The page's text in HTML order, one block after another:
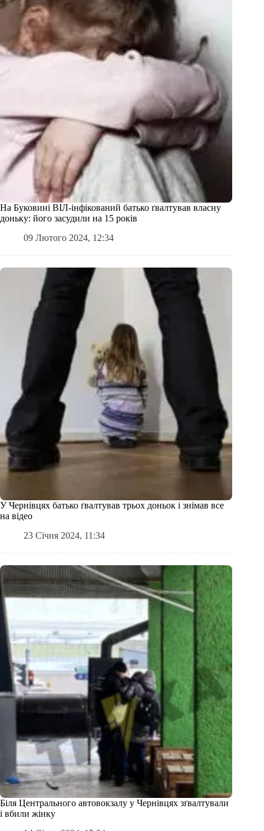
На Буковині ВІЛ-інфікований батько ґвалтував власну
доньку: його засудили на 15 років
09 Лютого 2024, 12:34
У Чернівцях батько ґвалтував трьох доньок і знімав все
на відео
23 Січня 2024, 11:34
Біля Центрального автовокзалу у Чернівцях зґвалтували
і вбили жінку